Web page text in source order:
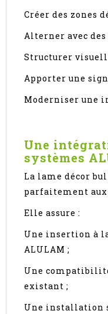
Créer des zones
Alterner avec
Structurer
Apporter une
Moderniser une
Une
systèmes
La lame décor
parfaitement aux
Elle assure :
Une insertion à
ALULAM ;
Une
existant ;
Une installation